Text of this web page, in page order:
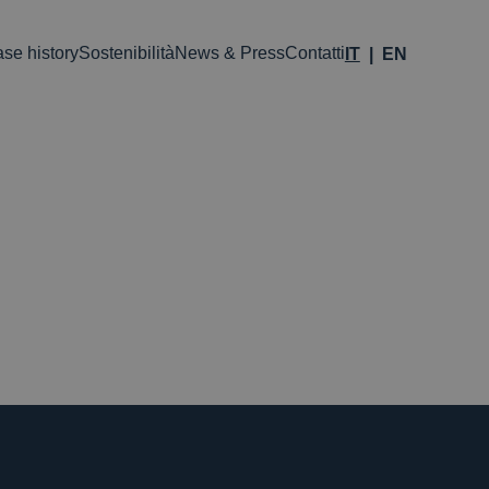
historySostenibilitàNews & PressContatti IT EN